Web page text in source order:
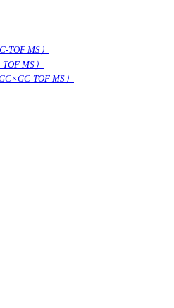
TOF MS）
TOF MS）
TOF MS）